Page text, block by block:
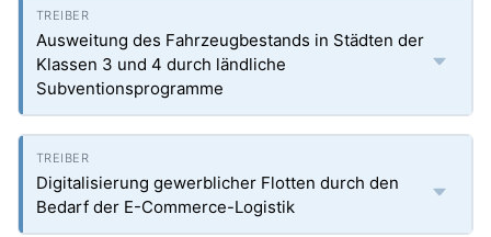
Ausweitung des Fahrzeugbestands in Städten der
Klassen 3 und 4 durch ländliche
Subventionsprogramme
Digitalisierung gewerblicher Flotten durch den
Bedarf der E-Commerce-Logistik